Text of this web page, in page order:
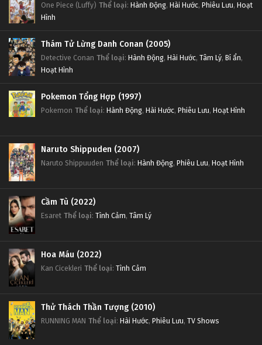
One Piece (Luffy) Thể loại: Hành Động, Hài Hước, Phiêu Lưu, Hoạt
Hình
Thám Tử Lừng Danh Conan (2005)
Detective Conan Thể loại: Hành Động, Hài Hước, Tâm Lý, Bí ẩn,
Hoạt Hình
Pokemon Tổng Hợp (1997)
Pokemon Thể loại: Hành Động, Hài Hước, Phiêu Lưu, Hoạt Hình
Naruto Shippuden (2007)
Naruto Shippuuden Thể loại: Hành Động, Phiêu Lưu, Hoạt Hình
Cầm Tù (2022)
Esaret Thể loại: Tình Cảm, Tâm Lý
Hoa Máu (2022)
Kan Cicekleri Thể loại: Tình Cảm
Thử Thách Thần Tượng (2010)
RUNNING MAN Thể loại: Hài Hước, Phiêu Lưu, TV Shows